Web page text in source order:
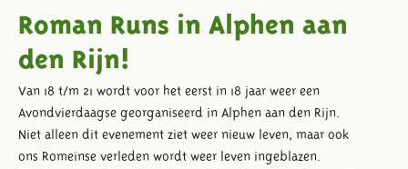
Roman Runs in Alphen aan
den Rijn!
Van 18 t/m 21 wordt voor het eerst in 18 jaar weer een
Avondvierdaagse georganiseerd in Alphen aan den Rijn.
Niet alleen dit evenement ziet weer nieuw leven, maar ook
ons Romeinse verleden wordt weer leven ingeblazen.